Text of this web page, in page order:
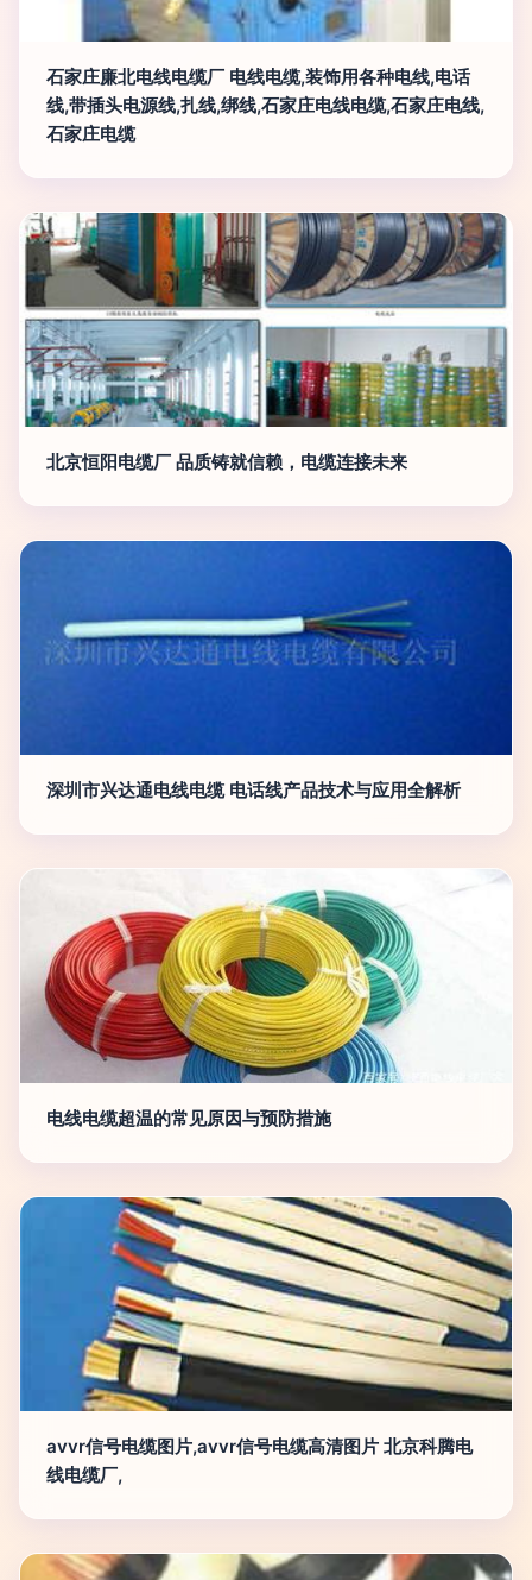
石家庄廉北电线电缆厂 电线电缆,装饰用各种电线,电话
线,带插头电源线,扎线,绑线,石家庄电线电缆,石家庄电线,
石家庄电缆
北京恒阳电缆厂 品质铸就信赖，电缆连接未来
深圳市兴达通电线电缆 电话线产品技术与应用全解析
电线电缆超温的常见原因与预防措施
avvr信号电缆图片,avvr信号电缆高清图片 北京科腾电
线电缆厂,